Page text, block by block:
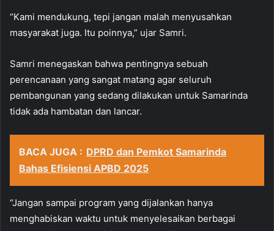
“Kami mendukung, tepi jangan malah menyusahkan
masyarakat juga. Itu poinnya,” ujar Samri.
Samri menegaskan bahwa pentingnya sebuah
perencanaan yang sangat matang agar seluruh
pembangunan yang sedang dilakukan untuk Samarinda
tidak ada hambatan dan lancar.
BACA JUGA : DPRD dan Pemkot Samarinda
Bahas Efisiensi APBD 2025
“Jangan sampai program yang dijalankan hanya
menghabiskan waktu untuk menyelesaikan berbagai